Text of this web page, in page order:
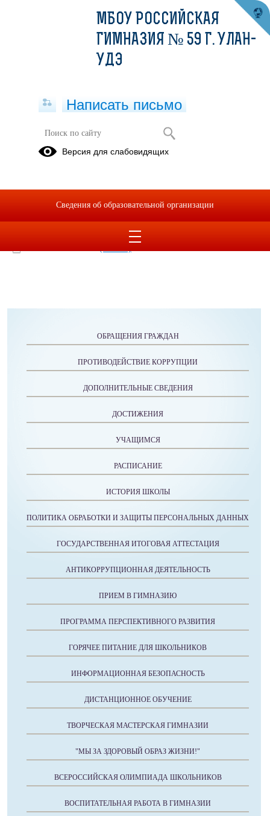
Меню 09.1.2021
Меню 09.1.2021
(скачать)
ОБРАЩЕНИЯ ГРАЖДАН
ПРОТИВОДЕЙСТВИЕ КОРРУПЦИИ
ДОПОЛНИТЕЛЬНЫЕ СВЕДЕНИЯ
ДОСТИЖЕНИЯ
УЧАЩИМСЯ
РАСПИСАНИЕ
ИСТОРИЯ ШКОЛЫ
ПОЛИТИКА ОБРАБОТКИ И ЗАЩИТЫ ПЕРСОНАЛЬНЫХ ДАННЫХ
ГОСУДАРСТВЕННАЯ ИТОГОВАЯ АТТЕСТАЦИЯ
АНТИКОРРУПЦИОННАЯ ДЕЯТЕЛЬНОСТЬ
ПРИЕМ В ГИМНАЗИЮ
ПРОГРАММА ПЕРСПЕКТИВНОГО РАЗВИТИЯ
ГОРЯЧЕЕ ПИТАНИЕ ДЛЯ ШКОЛЬНИКОВ
ИНФОРМАЦИОННАЯ БЕЗОПАСНОСТЬ
ДИСТАНЦИОННОЕ ОБУЧЕНИЕ
ТВОРЧЕСКАЯ МАСТЕРСКАЯ ГИМНАЗИИ
"МЫ ЗА ЗДОРОВЫЙ ОБРАЗ ЖИЗНИ!"
ВСЕРОССИЙСКАЯ ОЛИМПИАДА ШКОЛЬНИКОВ
ВОСПИТАТЕЛЬНАЯ РАБОТА В ГИМНАЗИИ
МБОУ РОССИЙСКАЯ
ГИМНАЗИЯ № 59 Г. УЛАН-
УДЭ
Написать письмо
Версия для слабовидящих
Сведения об образовательной организации